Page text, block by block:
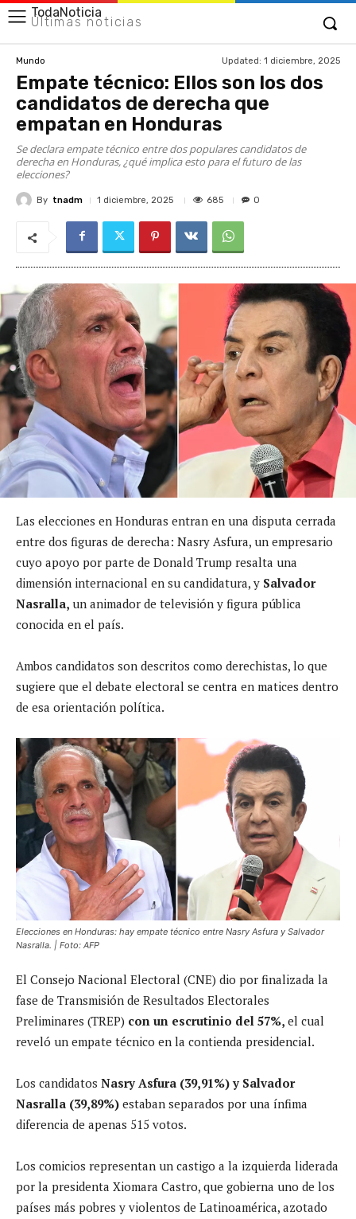
TodaNoticia
Últimas noticias
Mundo Updated: 1 diciembre, 2025
Empate técnico: Ellos son los dos
candidatos de derecha que
empatan en Honduras
Se declara empate técnico entre dos populares candidatos de
derecha en Honduras, ¿qué implica esto para el futuro de las
elecciones?
By tnadm 1 diciembre, 2025 685 0
Las elecciones en Honduras entran en una disputa cerrada
entre dos figuras de derecha: Nasry Asfura, un empresario
cuyo apoyo por parte de Donald Trump resalta una
dimensión internacional en su candidatura, y Salvador
Nasralla, un animador de televisión y figura pública
conocida en el país.
Ambos candidatos son descritos como derechistas, lo que
sugiere que el debate electoral se centra en matices dentro
de esa orientación política.
Elecciones en Honduras: hay empate técnico entre Nasry Asfura y Salvador
Nasralla. | Foto: AFP
El Consejo Nacional Electoral (CNE) dio por finalizada la
fase de Transmisión de Resultados Electorales
Preliminares (TREP) con un escrutinio del 57%, el cual
reveló un empate técnico en la contienda presidencial.
Los candidatos Nasry Asfura (39,91%) y Salvador
Nasralla (39,89%) estaban separados por una ínfima
diferencia de apenas 515 votos.
Los comicios representan un castigo a la izquierda liderada
por la presidenta Xiomara Castro, que gobierna uno de los
países más pobres y violentos de Latinoamérica, azotado